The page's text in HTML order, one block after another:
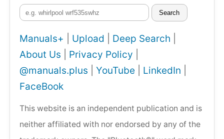
Search
Manuals+ Upload Deep Search
About Us
Privacy Policy
@manuals.plus
YouTube LinkedIn
FaceBook
This website is an independent publication and is
neither affiliated with nor endorsed by any of the